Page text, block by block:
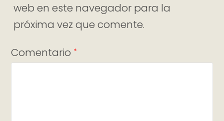
web en este navegador para la
próxima vez que comente.
Comentario *